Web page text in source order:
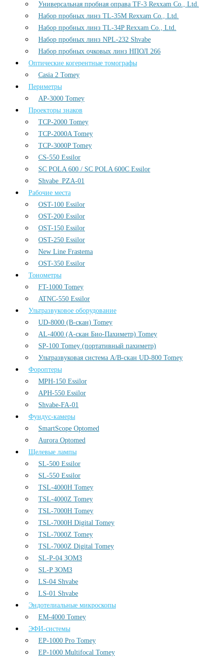
Универсальная пробная оправа TF-3 Rexxam Co., Ltd.
Набор пробных линз TL-35M Rexxam Co., Ltd.
Набор пробных линз TL-34P Rexxam Co., Ltd.
Набор пробных линз NPL-232 Shvabe
Набор пробных очковых линз НПОЛ 266
Оптические когерентные томографы
Casia 2 Tomey
Периметры
AP-3000 Tomey
Проекторы знаков
TCP-2000 Tomey
TCP-2000A Tomey
TCP-3000P Tomey
CS-550 Essilor
SC POLA 600 / SC POLA 600С Essilor
Shvabe_PZA-01
Рабочие места
OST-100 Essilor
OST-200 Essilor
OST-150 Essilor
OST-250 Essilor
New Line Frastema
OST-350 Essilor
Тонометры
FT-1000 Tomey
ATNC-550 Essilor
Ультразвуковое оборудование
UD-8000 (В-скан) Tomey
AL-4000 (А-скан Био-Пахиметр) Tomey
SP-100 Tomey (портативный пахиметр)
Ультразвуковая система А/В-скан UD-800 Tomey
Фороптеры
MPH-150 Essilor
APH-550 Essilor
Shvabe-FA-01
Фундус-камеры
SmartScope Optomed
Aurora Optomed
Щелевые лампы
SL-500 Essilor
SL-550 Essilor
TSL-4000H Tomey
TSL-4000Z Tomey
TSL-7000H Tomey
TSL-7000H Digital Tomey
TSL-7000Z Tomey
TSL-7000Z Digital Tomey
SL-P-04 ЗОМЗ
SL-P ЗОМЗ
LS-04 Shvabe
LS-01 Shvabe
Эндотелиальные микроскопы
EM-4000 Tomey
ЭФИ-системы
EP-1000 Pro Tomey
EP-1000 Multifocal Tomey